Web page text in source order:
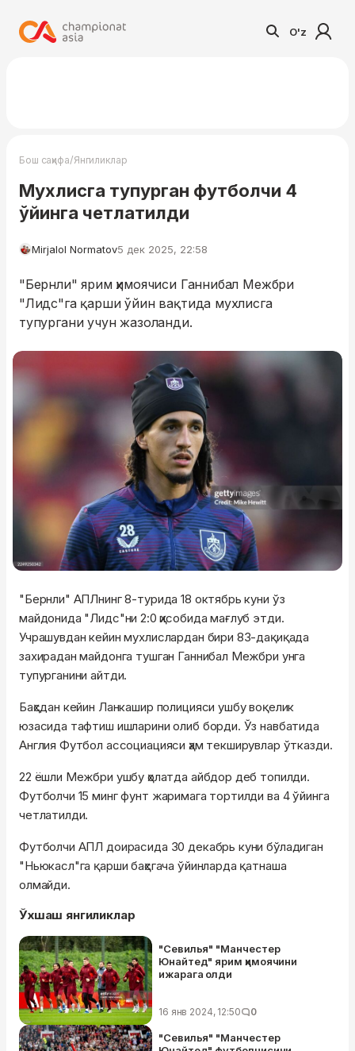
O'z
Бош саҳифа/Янгиликлар
Мухлисга тупурган футболчи 4
ўйинга четлатилди
Mirjalol Normatov5 дек 2025, 22:58
"Бернли" ярим ҳимоячиси Ганнибал Межбри
"Лидс"га қарши ўйин вақтида мухлисга
тупургани учун жазоланди.
"Бернли" АПЛнинг 8-турида 18 октябрь куни ўз
майдонида "Лидс"ни 2:0 ҳисобида мағлуб этди.
Учрашувдан кейин мухлислардан бири 83-дақиқада
захирадан майдонга тушган Ганнибал Межбри унга
тупурганини айтди.
Баҳсдан кейин Ланкашир полицияси ушбу воқелик
юзасида тафтиш ишларини олиб борди. Ўз навбатида
Англия Футбол ассоциацияси ҳам текширувлар ўтказди.
22 ёшли Межбри ушбу ҳолатда айбдор деб топилди.
Футболчи 15 минг фунт жаримага тортилди ва 4 ўйинга
четлатилди.
Футболчи АПЛ доирасида 30 декабрь куни бўладиган
"Ньюкасл"га қарши баҳсгача ўйинларда қатнаша
олмайди.
Ўхшаш янгиликлар
"Севилья" "Манчестер
Юнайтед" ярим ҳимоячини
ижарага олди
16 янв 2024, 12:50 0
"Севилья" "Манчестер